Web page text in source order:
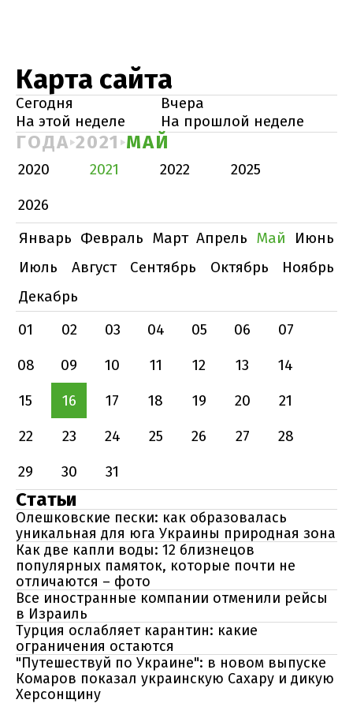
Карта сайта
Сегодня
Вчера
На этой неделе
На прошлой неделе
ГОДА 2021 МАЙ
2020 2021 2022
2025
2026
Январь Февраль Март Апрель Май
Июнь
Июль
Август Сентябрь Октябрь
Ноябрь
Декабрь
01
02 03 04 05 06
07
08
09 10 11 12 13
14
15
16 17 18 19 20
21
22
23 24 25 26 27
28
29
30 31
Статьи
Олешковские пески: как образовалась
уникальная для юга Украины природная зона
Как две капли воды: 12 близнецов
популярных памяток, которые почти не
отличаются – фото
Все иностранные компании отменили рейсы
в Израиль
Турция ослабляет карантин: какие
ограничения остаются
"Путешествуй по Украине": в новом выпуске
Комаров показал украинскую Сахару и дикую
Херсонщину